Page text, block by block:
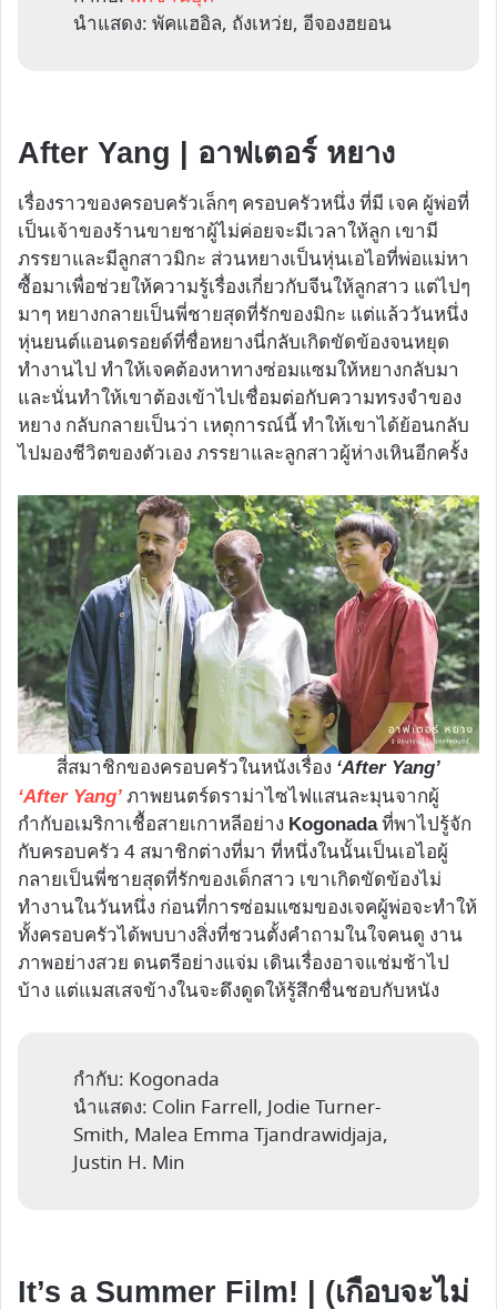
นำแสดง: พัคแฮอิล, ถังเหว่ย, อีจองฮยอน
After Yang | อาฟเตอร์ หยาง
เรื่องราวของครอบครัวเล็กๆ ครอบครัวหนึ่ง ที่มี เจค ผู้พ่อที่
เป็นเจ้าของร้านขายชาผู้ไม่ค่อยจะมีเวลาให้ลูก เขามี
ภรรยาและมีลูกสาวมิกะ ส่วนหยางเป็นหุ่นเอไอที่พ่อแม่หา
ซื้อมาเพื่อช่วยให้ความรู้เรื่องเกี่ยวกับจีนให้ลูกสาว แต่ไปๆ
มาๆ หยางกลายเป็นพี่ชายสุดที่รักของมิกะ แต่แล้ววันหนึ่ง
หุ่นยนต์แอนดรอยด์ที่ชื่อหยางนี่กลับเกิดขัดข้องจนหยุด
ทำงานไป ทำให้เจคต้องหาทางซ่อมแซมให้หยางกลับมา
และนั่นทำให้เขาต้องเข้าไปเชื่อมต่อกับความทรงจำของ
หยาง กลับกลายเป็นว่า เหตุการณ์นี้ ทำให้เขาได้ย้อนกลับ
ไปมองชีวิตของตัวเอง ภรรยาและลูกสาวผู้ห่างเหินอีกครั้ง
สี่สมาชิกของครอบครัวในหนังเรื่อง ‘After Yang’
‘After Yang’ ภาพยนตร์ดราม่าไซไฟแสนละมุนจากผู้
กำกับอเมริกาเชื้อสายเกาหลีอย่าง Kogonadaที่พาไปรู้จัก
กับครอบครัว 4 สมาชิกต่างที่มา ที่หนึ่งในนั้นเป็นเอไอผู้
กลายเป็นพี่ชายสุดที่รักของเด็กสาว เขาเกิดขัดข้องไม่
ทำงานในวันหนึ่ง ก่อนที่การซ่อมแซมของเจคผู้พ่อจะทำให้
ทั้งครอบครัวได้พบบางสิ่งที่ชวนตั้งคำถามในใจคนดู งาน
ภาพอย่างสวย ดนตรีอย่างแจ่ม เดินเรื่องอาจแช่มช้าไป
บ้าง แต่แมสเสจข้างในจะดึงดูดให้รู้สึกชื่นชอบกับหนัง
กำกับ: Kogonada
นำแสดง: Colin Farrell, Jodie Turner-
Smith, Malea Emma Tjandrawidjaja,
Justin H. Min
It’s a Summer Film! | (เกือบจะไม่